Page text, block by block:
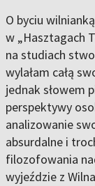
O byciu
w „Hasztagach
na studiach
wylałam całą
jednak słowem
perspektywy
analizowanie
absurdalne i
filozofowania
wyjeździe z